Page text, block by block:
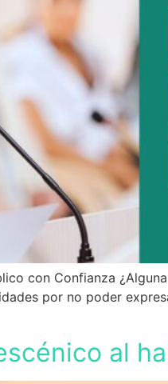
con Confianza
por no poder
al